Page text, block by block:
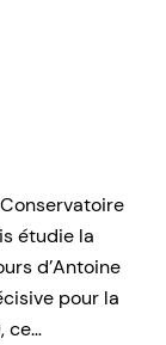
étudie la
d’Antoine
pour la
ce…